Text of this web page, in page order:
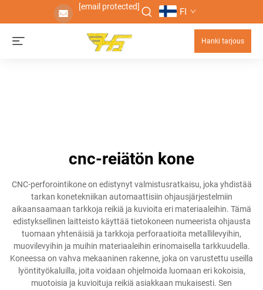
[email protected] FI
Hanki tarjous
cnc-reiätön kone
CNC-perforointikone on edistynyt valmistusratkaisu, joka yhdistää
tarkan konetekniikan automaattisiin ohjausjärjestelmiin
aikaansaamaan tarkkoja reikiä ja kuvioita eri materiaaleihin. Tämä
edistyksellinen laitteisto käyttää tietokoneen numeerista ohjausta
tuomaan yhtenäisiä ja tarkkoja perforaatioita metallilevyihin,
muovilevyihin ja muihin materiaaleihin erinomaisella tarkkuudella.
Koneessa on vahva mekaaninen rakenne, joka on varustettu useilla
lyöntityökaluilla, joita voidaan ohjelmoida luomaan eri kokoisia,
muotoisia ja kuvioituja reikiä asiakkaan mukaisesti. Sen